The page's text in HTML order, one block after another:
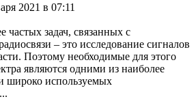
2021 в 07:11
частых задач, связанных с
– это исследование сигналов
Поэтому необходимые для этого
являются одними из наиболее
широко используемых